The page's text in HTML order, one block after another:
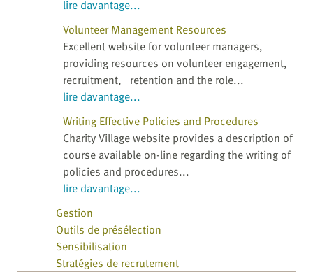
lire davantage...
Volunteer Management Resources
Excellent website for volunteer managers,
providing resources on volunteer engagement,
recruitment, retention and the role...
lire davantage...
Writing Effective Policies and Procedures
Charity Village website provides a description of
course available on-line regarding the writing of
policies and procedures...
lire davantage...
Gestion
Outils de présélection
Sensibilisation
Stratégies de recrutement